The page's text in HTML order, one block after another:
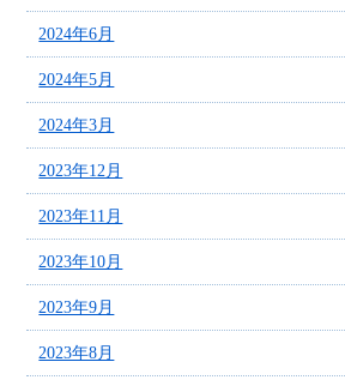
2024年6月
2024年5月
2024年3月
2023年12月
2023年11月
2023年10月
2023年9月
2023年8月